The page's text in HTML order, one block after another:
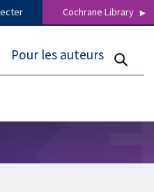
Cochrane Library
Pour les auteurs